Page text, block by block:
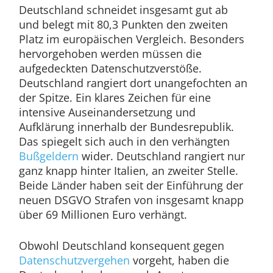
Deutschland schneidet insgesamt gut ab
und belegt mit 80,3 Punkten den zweiten
Platz im europäischen Vergleich. Besonders
hervorgehoben werden müssen die
aufgedeckten Datenschutzverstöße.
Deutschland rangiert dort unangefochten an
der Spitze. Ein klares Zeichen für eine
intensive Auseinandersetzung und
Aufklärung innerhalb der Bundesrepublik.
Das spiegelt sich auch in den verhängten
Bußgeldern wider. Deutschland rangiert nur
ganz knapp hinter Italien, an zweiter Stelle.
Beide Länder haben seit der Einführung der
neuen DSGVO Strafen von insgesamt knapp
über 69 Millionen Euro verhängt.
Obwohl Deutschland konsequent gegen
Datenschutzvergehen vorgeht, haben die